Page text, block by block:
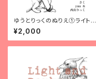
ゆうとりっくのぬりえ①ライトア
ンドダークネス 日本語ダウン
ロード版
¥2,000